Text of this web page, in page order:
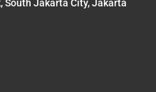
South Jakarta City, Jakarta